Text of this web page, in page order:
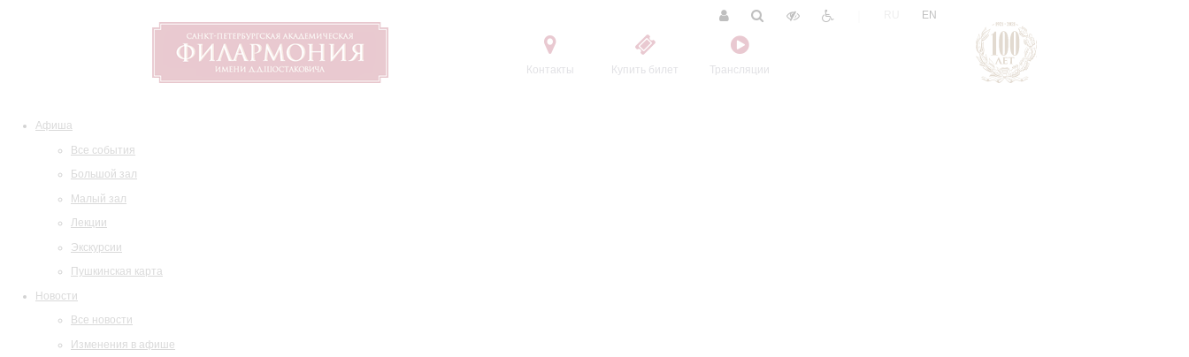
Контакты Купить билет Трансляции
EN
Афиша
Все события
Большой зал
Малый зал
Лекции
Экскурсии
Пушкинская карта
Новости
Все новости
Изменения в афише